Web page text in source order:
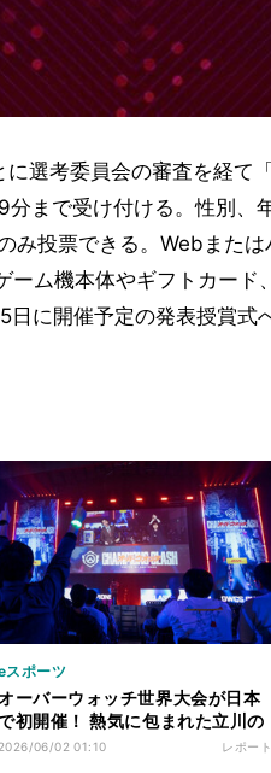
選考委員会の審査を経て
まで受け付ける。性別、
み投票できる。Webまた
ム機本体やギフトカード
に開催予定の発表授賞式
スポーツ
ーバーウォッチ世界大会が日本
初開催！ 熱気に包まれた立川の
舞台で「CR」が優勝に輝く
2026/06/02 01:10 レポート